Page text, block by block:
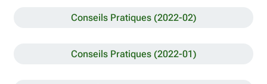
Conseils Pratiques (2022-02)
Conseils Pratiques (2022-01)